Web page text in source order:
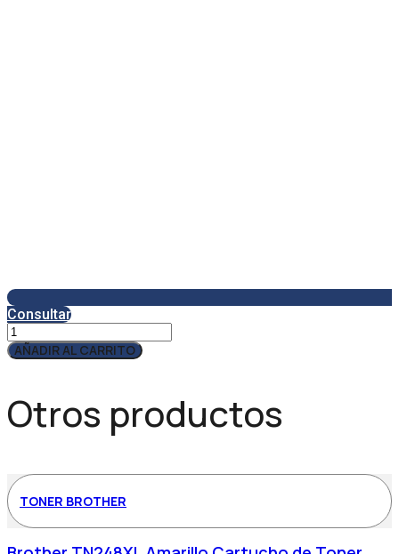
Consultar
Qcharx
Zeus
Cargador
20W
1
+
1
Puerto
AÑADIR AL CARRITO
Otros productos
TONER BROTHER